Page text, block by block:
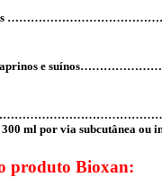
caprinos e
ml por via subcutânea ou
produto Bioxan: